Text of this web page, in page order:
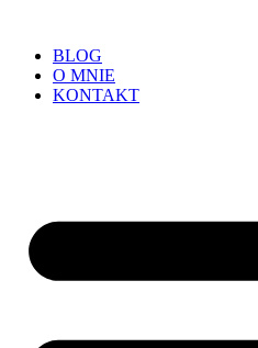
BLOG
O MNIE
KONTAKT